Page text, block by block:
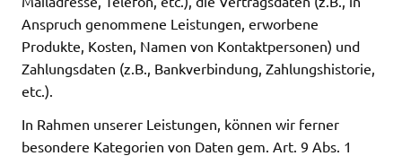
Anspruch genommene Leistungen, erworbene
Produkte, Kosten, Namen von Kontaktpersonen) und
Zahlungsdaten (z.B., Bankverbindung, Zahlungshistorie,
etc.).
In Rahmen unserer Leistungen, können wir ferner
besondere Kategorien von Daten gem. Art. 9 Abs. 1